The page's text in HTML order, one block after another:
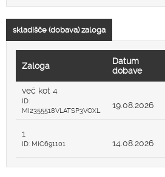
skladišče (dobava) zaloga
Zaloga
Datum
dobave
več kot 4
ID:
MI2355518VLATSP3VOXL
19.08.2026
1
ID: MIC691101 14.08.2026